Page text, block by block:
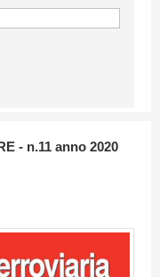
- n.11 anno 2020